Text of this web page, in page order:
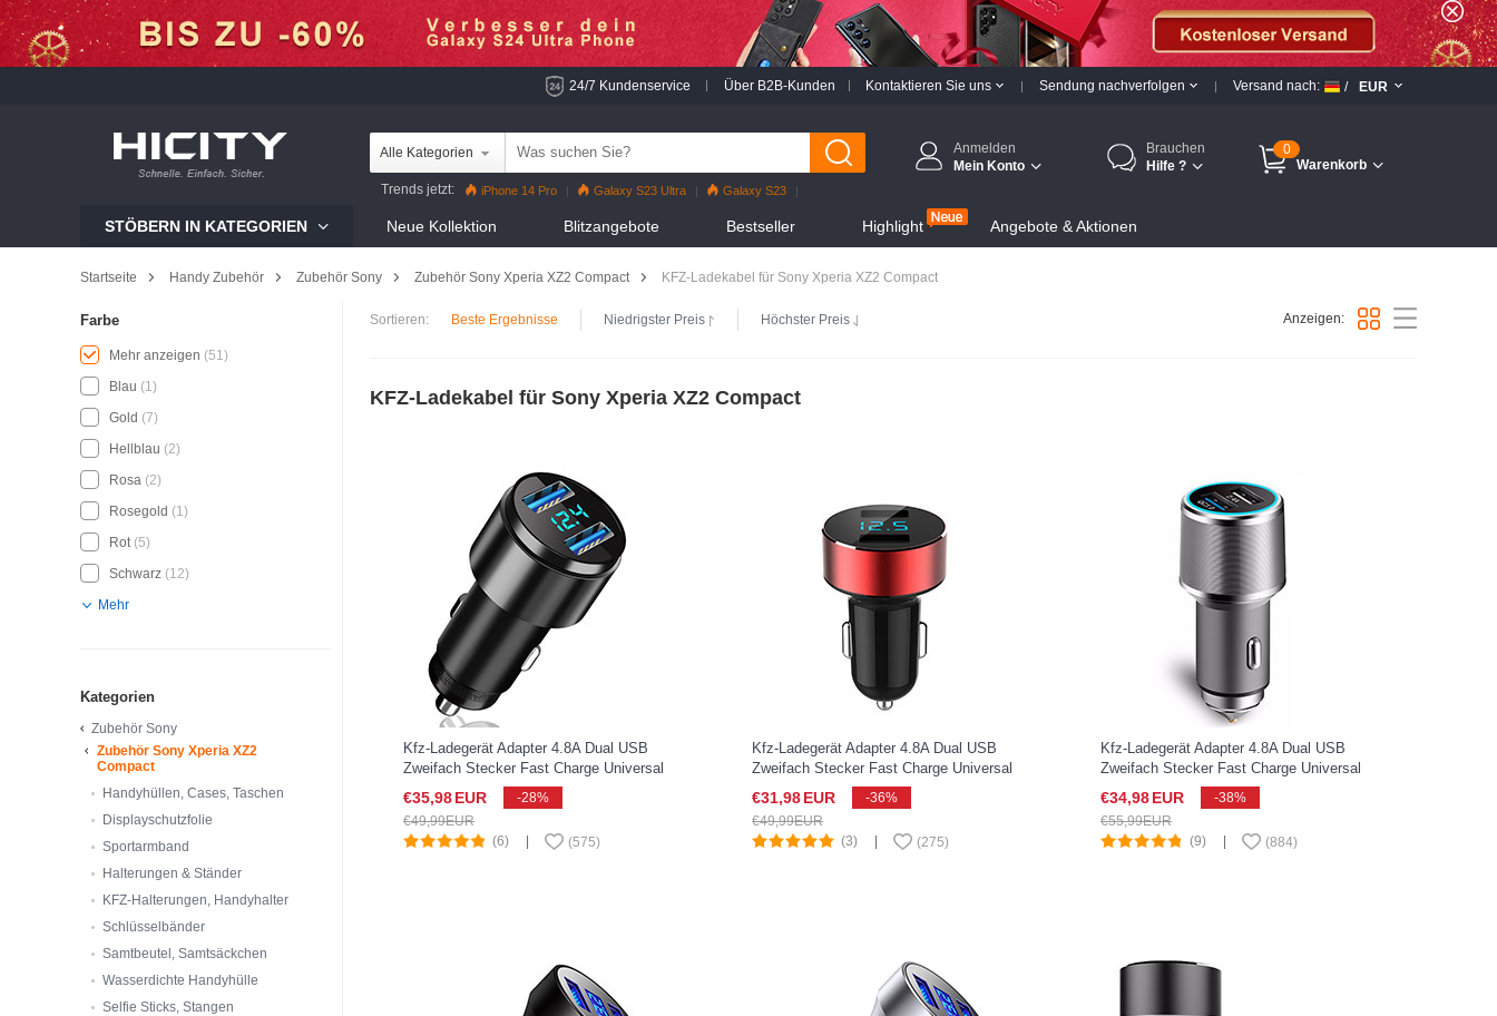
24/7 Kundenservice Über B2B-Kunden Kontaktieren Sie uns Sendung nachverfolgen Versand nach: / EUR
Alle Kategorien
Trends jetzt: iPhone 14 Pro Galaxy S23 Ultra
Galaxy S23
Mi 11
Anmelden
Mein Konto
Brauchen
Hilfe ?
0
Warenkorb
STÖBERN IN KATEGORIEN Neue Kollektion Blitzangebote Bestseller Highlight Angebote & Aktionen
Startseite Handy Zubehör Zubehör Sony Zubehör Sony Xperia XZ2 Compact KFZ-Ladekabel für Sony Xperia XZ2 Compact
Farbe
Blau (1)
Gold (7)
Hellblau (2)
Rosa (2)
Rosegold (1)
Rot(5)
Schwarz (12)
Mehr
Mehr anzeigen (51)
Kategorien
Zubehör Sony
Zubehör Sony Xperia XZ2
Compact
Handyhüllen, Cases, Taschen
Displayschutzfolie
Sportarmband
Halterungen & Ständer
KFZ-Halterungen, Handyhalter
Schlüsselbänder
Samtbeutel, Samtsäckchen
Wasserdichte Handyhülle
Selfie Sticks, Stangen
Sortieren: Beste Ergebnisse Niedrigster Preis Höchster Preis Anzeigen:
KFZ-Ladekabel für Sony Xperia XZ2 Compact
Kfz-Ladegerät Adapter 4.8A Dual USB
Zweifach Stecker Fast Charge Universal
K10 für Sony Xperia XZ2 Compact
Schwarz
€35,98EUR
-28%
€49,99EUR
(6)
(575)
Kfz-Ladegerät Adapter 4.8A Dual USB
Zweifach Stecker Fast Charge Universal
K07 für Sony Xperia XZ2 Compact Rot
€31,98EUR
-36%
€49,99EUR
(3)
(275)
Kfz-Ladegerät Adapter 4.8A Dual USB
Zweifach Stecker Fast Charge Universal
K08 für Sony Xperia XZ2 Compact Silber
€34,98EUR
-38%
€55,99EUR
(9)
(884)